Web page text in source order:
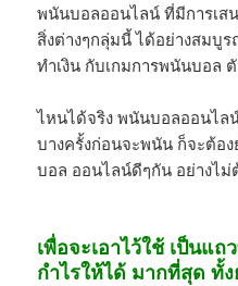
พนันบอลออนไลน์ ที่มีการเส
สิ่งต่างๆกลุ่มนี้ ได้อย่างสมบู
ทำเงิน กับเกมการพนันบอล ตั
ไหนได้จริง พนันบอลออนไล
บางครั้งก่อนจะพนัน ก็จะต้อ
บอล ออนไลน์ดีๆกัน อย่างไม่
เพื่อจะเอาไว้ใช้ เป็นแ
กำไรให้ได้ มากที่สุด ทั้